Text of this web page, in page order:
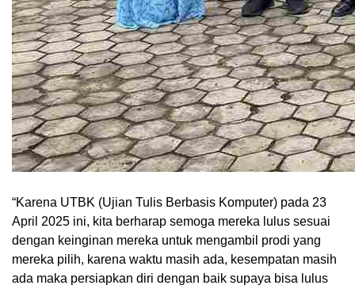
“Karena UTBK (Ujian Tulis Berbasis Komputer) pada 23
April 2025 ini, kita berharap semoga mereka lulus sesuai
dengan keinginan mereka untuk mengambil prodi yang
mereka pilih, karena waktu masih ada, kesempatan masih
ada maka persiapkan diri dengan baik supaya bisa lulus